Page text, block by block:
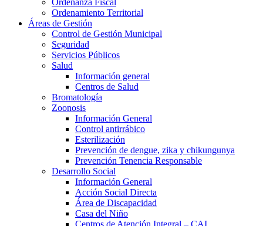
Ordenanza Fiscal
Ordenamiento Territorial
Áreas de Gestión
Control de Gestión Municipal
Seguridad
Servicios Públicos
Salud
Información general
Centros de Salud
Bromatología
Zoonosis
Información General
Control antirrábico
Esterilización
Prevención de dengue, zika y chikungunya
Prevención Tenencia Responsable
Desarrollo Social
Información General
Acción Social Directa
Área de Discapacidad
Casa del Niño
Centros de Atención Integral – CAI